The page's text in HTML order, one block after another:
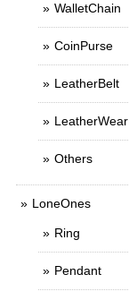
WalletChain
CoinPurse
LeatherBelt
LeatherWear
Others
LoneOnes
Ring
Pendant